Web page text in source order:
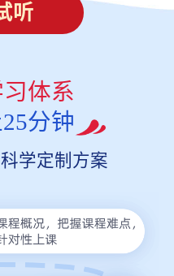
听
体系
分钟
学定制方案